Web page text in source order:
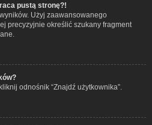
pustą stronę?!
Użyj zaawansowanego
precyzyjnie określić szukany fragment
odnośnik “Znajdź użytkownika”.